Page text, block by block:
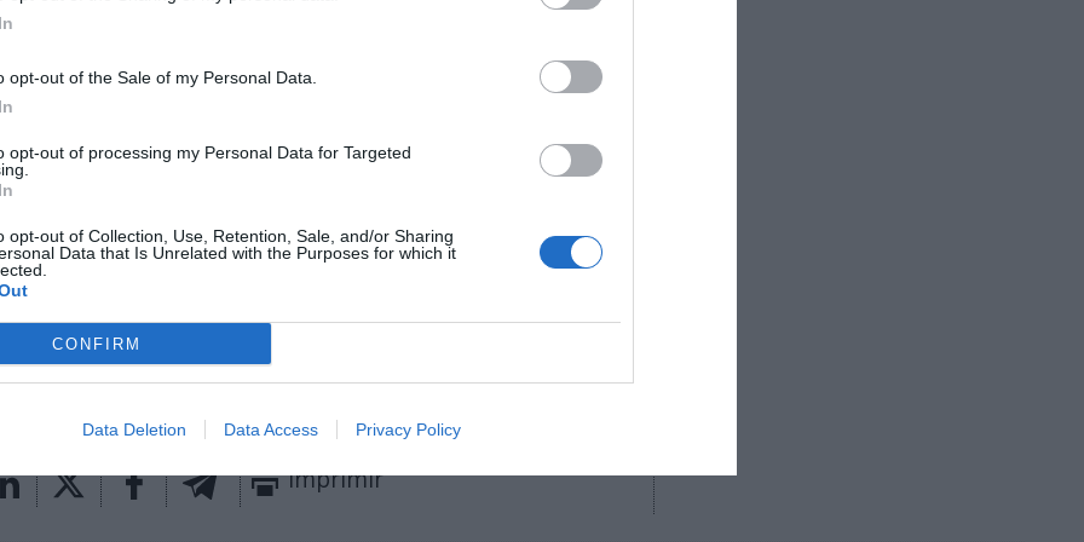
opt-out of the Sale of my Personal Data.
opt-out of processing my Personal Data for Targeted
opt-out of Collection, Use, Retention, Sale, and/or Sharing
Data that Is Unrelated with the Purposes for which it
CONFIRM
Data Deletion Data Access Privacy Policy
destacado que “nuestro conocimiento creando
con los aficionados del tenis y salvaguardar su
por ATP y ATP Media, ha señalado que “Sportradar ha sido
el mejor socio para liderar nuestra ambición de
con las últimas noticias de actualidad.
ACTIVAR AHORA
Imprimir